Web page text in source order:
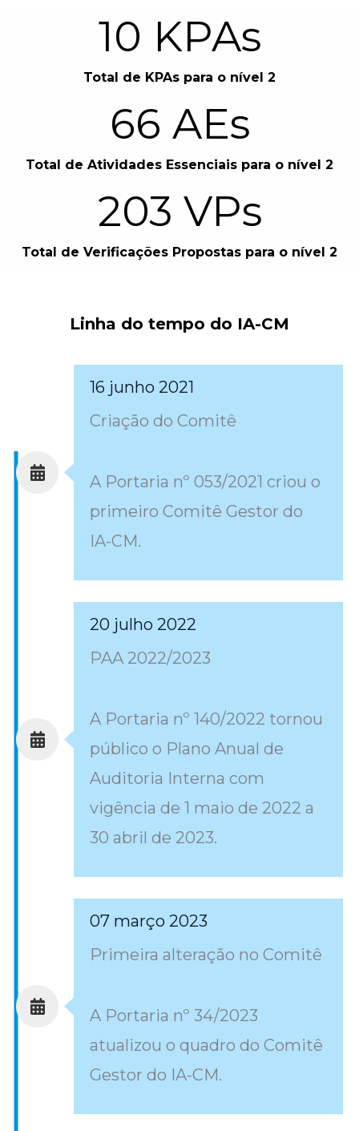
10 KPAs
Total de KPAs para o nível 2
66 AEs
Total de Atividades Essenciais para o nível 2
203 VPs
Total de Verificações Propostas para o nível 2
Linha do tempo do IA-CM
16 junho 2021
Criação do Comitê
A Portaria nº 053/2021 criou o
primeiro Comitê Gestor do
IA-CM.
20 julho 2022
PAA 2022/2023
A Portaria nº 140/2022 tornou
público o Plano Anual de
Auditoria Interna com
vigência de 1 maio de 2022 a
30 abril de 2023.
07 março 2023
Primeira alteração no Comitê
A Portaria nº 34/2023
atualizou o quadro do Comitê
Gestor do IA-CM.